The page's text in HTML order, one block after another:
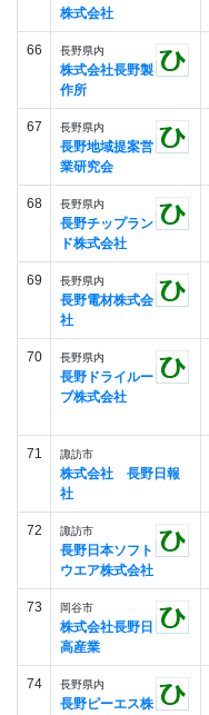
株式会社
66 長野県内
株式会社長野製
作所
67 長野県内
長野地域提案営
業研究会
68 長野県内
長野チップラン
ド株式会社
69 長野県内
長野電材株式会
社
70 長野県内
長野ドライルー
ブ株式会社
71 諏訪市
株式会社 長野日報
社
72 諏訪市
長野日本ソフト
ウエア株式会社
73 岡谷市
株式会社長野日
高産業
74 長野県内
長野ピーエス株